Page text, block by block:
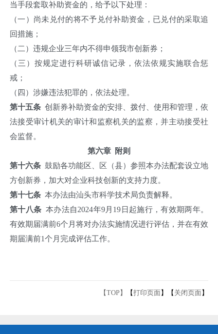
当手段套取补助资金的，给予以下处理：
（一）尚未兑付的将不予兑付补助资金，已兑付的采取追
回措施；
（二）违规企业三年内不得申领我市创新券；
（三）按规定进行科研诚信记录，依法依规实施联合惩
戒；
（四）涉嫌违法犯罪的，依法处理。
第十五条 创新券补助资金的安排、拨付、使用和管理，依
法接受审计机关的审计和监察机关的监察，并主动接受社
会监督。
第六章 附则
第十六条 鼓励各功能区、区（县）参照本办法配套设立地
方创新券，加大对企业科技创新的支持力度。
第十七条 本办法由汕头市科学技术局负责解释。
第十八条 本办法自2024年9月19日起施行，有效期两年。
有效期届满前6个月将对办法实施情况进行评估，并在有效
期届满前1个月完成评估工作。
【TOP】 【打印页面 】【 关闭页面 】